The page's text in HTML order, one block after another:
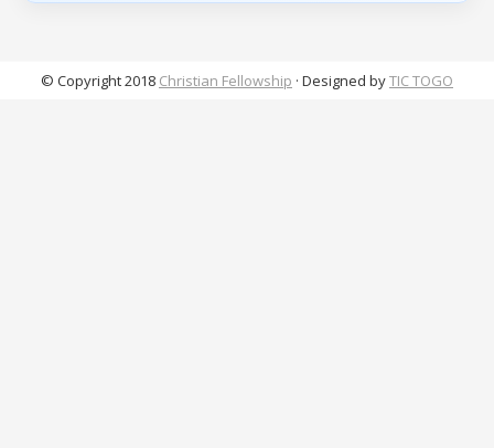
© Copyright 2018 Christian Fellowship · Designed byTIC TOGO